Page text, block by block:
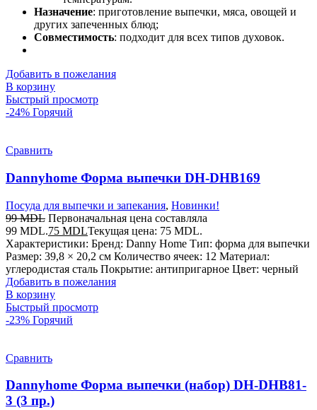
Назначение: приготовление выпечки, мяса, овощей и
других запеченных блюд;
Совместимость: подходит для всех типов духовок.
Добавить в пожелания
В корзину
Быстрый просмотр
-24% Горячий
Сравнить
Dannyhome Форма выпечки DH-DHB169
Посуда для выпечки и запекания, Новинки!
99MDL Первоначальная цена составляла
99 MDL.75 MDLТекущая цена: 75 MDL.
Характеристики: Бренд: Danny Home Тип: форма для выпечки
Размер: 39,8 × 20,2 см Количество ячеек: 12 Материал:
углеродистая сталь Покрытие: антипригарное Цвет: черный
Добавить в пожелания
В корзину
Быстрый просмотр
-23% Горячий
Сравнить
Dannyhome Форма выпечки (набор) DH-DHB81-
3 (3 пр.)